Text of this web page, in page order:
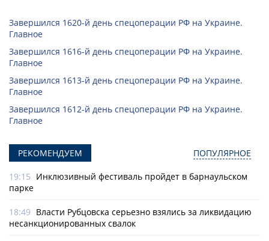
Завершился 1620-й день спецоперации РФ на Украине.
Главное
Завершился 1616-й день спецоперации РФ на Украине.
Главное
Завершился 1613-й день спецоперации РФ на Украине.
Главное
Завершился 1612-й день спецоперации РФ на Украине.
Главное
РЕКОМЕНДУЕМ ПОПУЛЯРНОЕ
19:15 Инклюзивный фестиваль пройдет в барнаульском
парке
18:49 Власти Рубцовска серьезно взялись за ликвидацию
несанкционированных свалок